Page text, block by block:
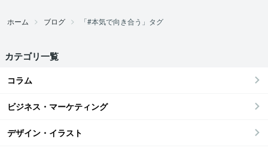
ホーム ブログ 「#本気で向き合う」タグ
カテゴリ一覧
コラム
ビジネス・マーケティング
デザイン・イラスト